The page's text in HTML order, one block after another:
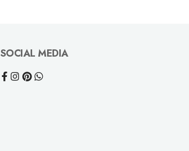
SOCIAL MEDIA